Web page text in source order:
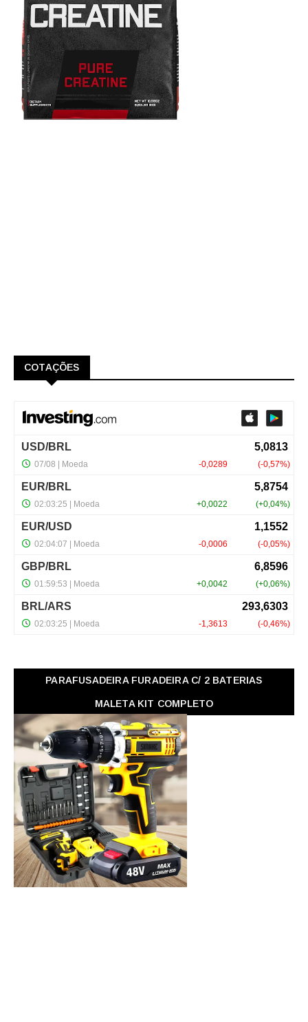
COTAÇÕES
PARAFUSADEIRA FURADEIRA C/ 2 BATERIAS
MALETA KIT COMPLETO